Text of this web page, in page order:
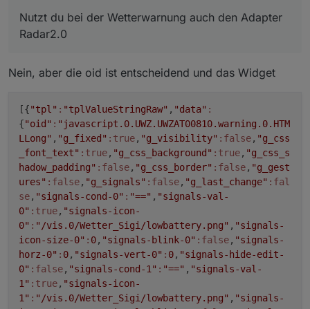
View_BackItup_sigi234.txt
https://forum.iobroker.net/topic/39522/test-adapter-
material-design-widgets-v0-4-x
Nutzt du bei der Wetterwarnung auch den Adapter
Radar2.0
Nein, aber die oid ist entscheidend und das Widget
[{"tpl" : "tplValueStringRaw" , "data" :
{"oid" : "javascript.0.UWZ.UWZAT00810.warning.0.HTM
LLong" , "g_fixed" :true, "g_visibility" :false, "g_css
_font_text" :true, "g_css_background" :true, "g_css_s
hadow_padding" :false, "g_css_border" :false, "g_gest
ures" :false, "g_signals" :false, "g_last_change" :fal
se, "signals-cond-0" : "==" , "signals-val-
0" :true, "signals-icon-
0" : "/vis.0/Wetter_Sigi/lowbattery.png" , "signals-
icon-size-0" : 0, "signals-blink-0" :false, "signals-
horz-0" : 0, "signals-vert-0" : 0, "signals-hide-edit-
0" :false, "signals-cond-1" : "==" , "signals-val-
1" :true, "signals-icon-
1" : "/vis.0/Wetter_Sigi/lowbattery.png" , "signals-